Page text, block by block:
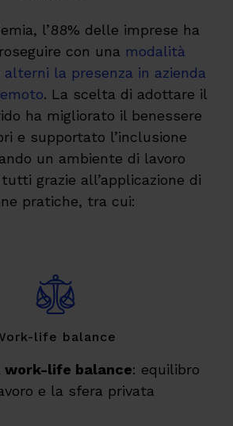
l’88% delle imprese ha
con una modalità
alterni la presenza in azienda
. La scelta di adottare il
ha migliorato il benessere
e supportato l’inclusione
un ambiente di lavoro
grazie all’applicazione di
pratiche, tra cui:
life balance
work-life balance: equilibro
e la sfera privata